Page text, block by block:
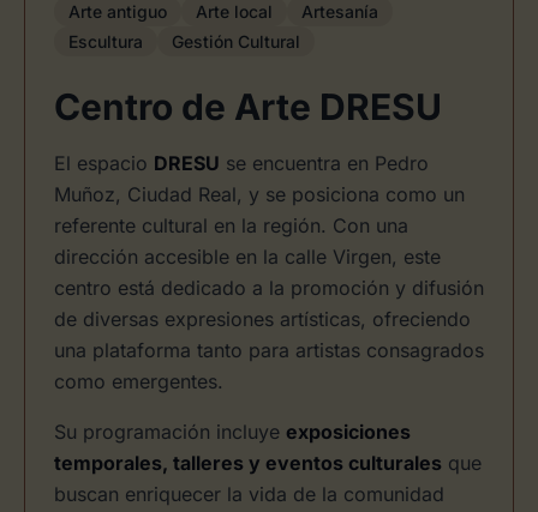
Arte antiguo Arte local
Artesanía
Escultura
Gestión Cultural
Centro de Arte DRESU
El espacio DRESU se encuentra en Pedro
Muñoz, Ciudad Real, y se posiciona como un
referente cultural en la región. Con una
dirección accesible en la calle Virgen, este
centro está dedicado a la promoción y difusión
de diversas expresiones artísticas, ofreciendo
una plataforma tanto para artistas consagrados
como emergentes.
Su programación incluye exposiciones
temporales, talleres y eventos culturales que
buscan enriquecer la vida de la comunidad